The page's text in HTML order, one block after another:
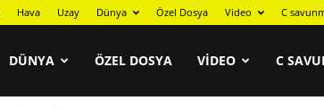
Hava Uzay Dünya Özel Dosya Video C
DÜNYA ÖZEL DOSYA VIDEO C